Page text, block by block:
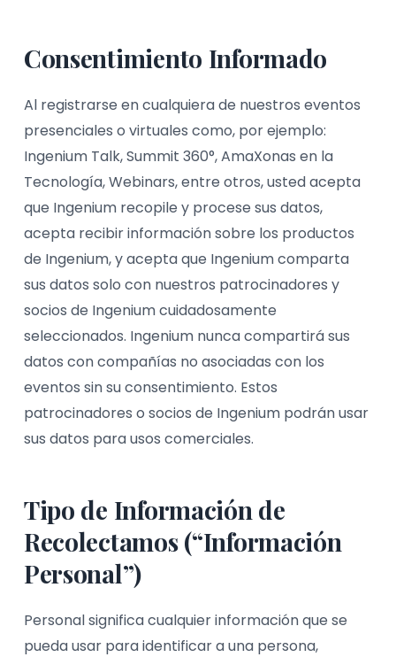
Consentimiento Informado
Al registrarse en cualquiera de nuestros eventos
presenciales o virtuales como, por ejemplo:
Ingenium Talk, Summit 360°, AmaXonas en la
Tecnología, Webinars, entre otros, usted acepta
que Ingenium recopile y procese sus datos,
acepta recibir información sobre los productos
de Ingenium, y acepta que Ingenium comparta
sus datos solo con nuestros patrocinadores y
socios de Ingenium cuidadosamente
seleccionados. Ingenium nunca compartirá sus
datos con compañías no asociadas con los
eventos sin su consentimiento. Estos
patrocinadores o socios de Ingenium podrán usar
sus datos para usos comerciales.
Tipo de Información de
Recolectamos (“Información
Personal”)
Personal significa cualquier información que se
pueda usar para identificar a una persona,